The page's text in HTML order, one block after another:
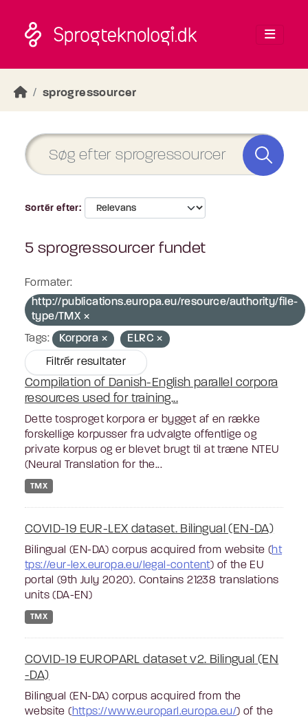
sprogressourcer
Sortér efter
5 sprogressourcer fundet
Formater:
http://publications.europa.eu/resource/authority/file-
type/TMX
Tags:
Korpora ELRC
Filtrér resultater
Compilation of Danish-English parallel corpora
resources used for training...
Dette tosproget korpora er bygget af en række
forskellige korpusser fra udvalgte offentlige og
private korpus og er blevet brugt til at træne NTEU
(Neural Translation for the...
TMX
COVID-19 EUR-LEX dataset. Bilingual (EN-DA)
Bilingual (EN-DA) corpus acquired from website (ht
tps://eur-lex.europa.eu/legal-content) of the EU
portal (9th July 2020). Contains 21238 translations
units (DA-EN)
TMX
COVID-19 EUROPARL dataset v2. Bilingual (EN
-DA)
Bilingual (EN-DA) corpus acquired from the
website ( https://www.europarl.europa.eu/) of the